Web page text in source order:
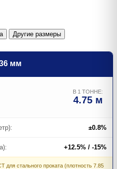
Другие размеры
мм
В 1 ТОННЕ:
4.75 м
±0.8%
+12.5% / -15%
стального проката (плотность 7.85